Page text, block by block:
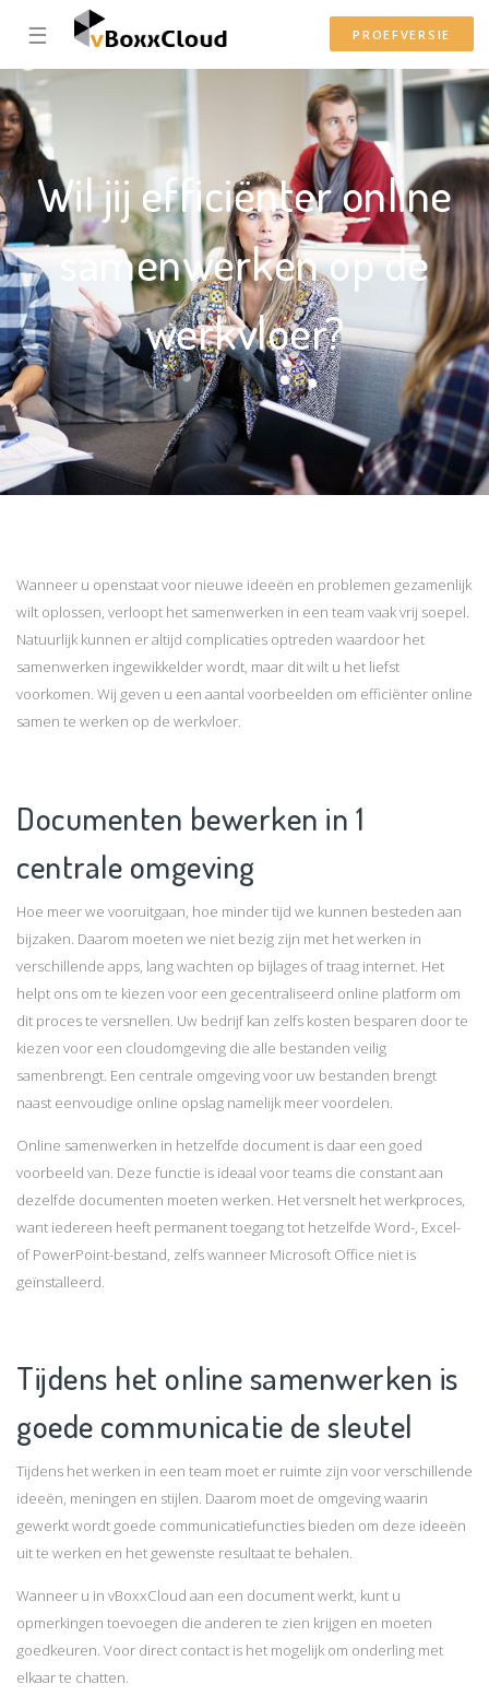
☰ PROEFVERSIE
Wil jij efficiënter online
samenwerken op de
werkvloer?
Wanneer u openstaat voor nieuwe ideeën en problemen gezamenlijk
wilt oplossen, verloopt het samenwerken in een team vaak vrij soepel.
Natuurlijk kunnen er altijd complicaties optreden waardoor het
samenwerken ingewikkelder wordt, maar dit wilt u het liefst
voorkomen. Wij geven u een aantal voorbeelden om efficiënter online
samen te werken op de werkvloer.
Documenten bewerken in 1
centrale omgeving
Hoe meer we vooruitgaan, hoe minder tijd we kunnen besteden aan
bijzaken. Daarom moeten we niet bezig zijn met het werken in
verschillende apps, lang wachten op bijlages of traag internet. Het
helpt ons om te kiezen voor een gecentraliseerd online platform om
dit proces te versnellen. Uw bedrijf kan zelfs kosten besparen door te
kiezen voor een cloudomgeving die alle bestanden veilig
samenbrengt. Een centrale omgeving voor uw bestanden brengt
naast eenvoudige online opslag namelijk meer voordelen.
Online samenwerken in hetzelfde document is daar een goed
voorbeeld van. Deze functie is ideaal voor teams die constant aan
dezelfde documenten moeten werken. Het versnelt het werkproces,
want iedereen heeft permanent toegang tot hetzelfde Word-, Excel-
of PowerPoint-bestand, zelfs wanneer Microsoft Office niet is
geïnstalleerd.
Tijdens het online samenwerken is
goede communicatie de sleutel
Tijdens het werken in een team moet er ruimte zijn voor verschillende
ideeën, meningen en stijlen. Daarom moet de omgeving waarin
gewerkt wordt goede communicatiefuncties bieden om deze ideeën
uit te werken en het gewenste resultaat te behalen.
Wanneer u in vBoxxCloud aan een document werkt, kunt u
opmerkingen toevoegen die anderen te zien krijgen en moeten
goedkeuren. Voor direct contact is het mogelijk om onderling met
elkaar te chatten.